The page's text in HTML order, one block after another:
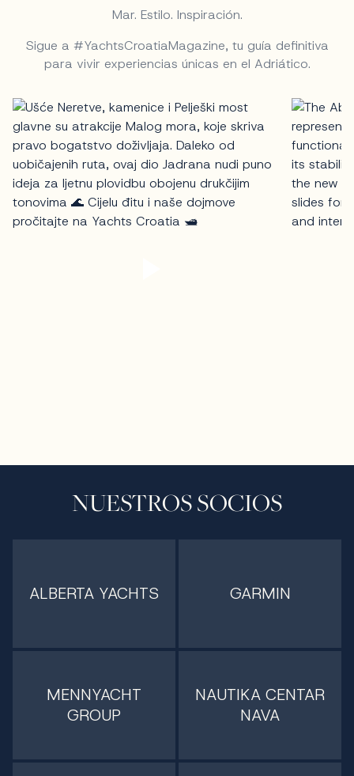
Mar. Estilo. Inspiración.
Sigue a #YachtsCroatiaMagazine, tu guía definitiva
para vivir experiencias únicas en el Adriático.
NUESTROS SOCIOS
ALBERTA YACHTS GARMIN
MENNYACHT
GROUP
NAUTIKA CENTAR
NAVA